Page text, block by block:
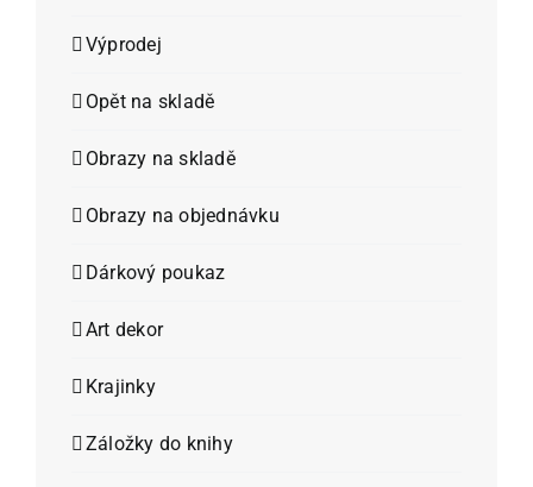
Výprodej
Opět na skladě
Obrazy na skladě
Obrazy na objednávku
Dárkový poukaz
Art dekor
Krajinky
Záložky do knihy